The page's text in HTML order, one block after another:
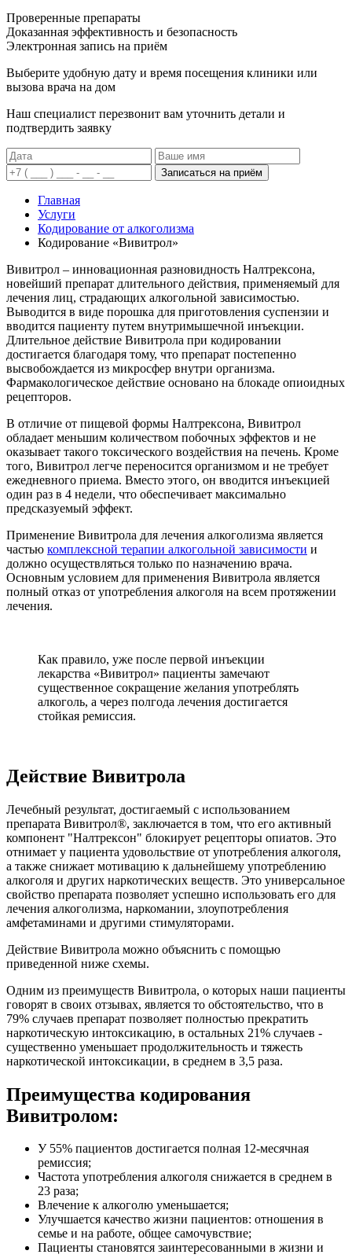
Проверенные препараты
Доказанная эффективность и безопасность
Электронная запись на приём
Выберите удобную дату и время посещения клиники или
вызова врача на дом
Наш специалист перезвонит вам уточнить детали и
подтвердить заявку
Записаться на приём
Главная
Услуги
Кодирование от алкоголизма
Кодирование «Вивитрол»
Вивитрол – инновационная разновидность Налтрексона,
новейший препарат длительного действия, применяемый для
лечения лиц, страдающих алкогольной зависимостью.
Выводится в виде порошка для приготовления суспензии и
вводится пациенту путем внутримышечной инъекции.
Длительное действие Вивитрола при кодировании
достигается благодаря тому, что препарат постепенно
высвобождается из микросфер внутри организма.
Фармакологическое действие основано на блокаде опиоидных
рецепторов.
В отличие от пищевой формы Налтрексона, Вивитрол
обладает меньшим количеством побочных эффектов и не
оказывает такого токсического воздействия на печень. Кроме
того, Вивитрол легче переносится организмом и не требует
ежедневного приема. Вместо этого, он вводится инъекцией
один раз в 4 недели, что обеспечивает максимально
предсказуемый эффект.
Применение Вивитрола для лечения алкоголизма является
частью комплексной терапии алкогольной зависимости и
должно осуществляться только по назначению врача.
Основным условием для применения Вивитрола является
полный отказ от употребления алкоголя на всем протяжении
лечения.
Как правило, уже после первой инъекции
лекарства «Вивитрол» пациенты замечают
существенное сокращение желания употреблять
алкоголь, а через полгода лечения достигается
стойкая ремиссия.
Действие Вивитрола
Лечебный результат, достигаемый с использованием
препарата Вивитрол®, заключается в том, что его активный
компонент "Налтрексон" блокирует рецепторы опиатов. Это
отнимает у пациента удовольствие от употребления алкоголя,
а также снижает мотивацию к дальнейшему употреблению
алкоголя и других наркотических веществ. Это универсальное
свойство препарата позволяет успешно использовать его для
лечения алкоголизма, наркомании, злоупотребления
амфетаминами и другими стимуляторами.
Действие Вивитрола можно объяснить с помощью
приведенной ниже схемы.
Одним из преимуществ Вивитрола, о которых наши пациенты
говорят в своих отзывах, является то обстоятельство, что в
79% случаев препарат позволяет полностью прекратить
наркотическую интоксикацию, в остальных 21% случаев -
существенно уменьшает продолжительность и тяжесть
наркотической интоксикации, в среднем в 3,5 раза.
Преимущества кодирования
Вивитролом:
У 55% пациентов достигается полная 12-месячная
ремиссия;
Частота употребления алкоголя снижается в среднем в
23 раза;
Влечение к алкоголю уменьшается;
Улучшается качество жизни пациентов: отношения в
семье и на работе, общее самочувствие;
Пациенты становятся заинтересованными в жизни и